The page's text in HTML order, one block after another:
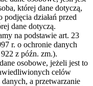
której dane dotyczą,
działań przed
dane dotyczą.
na podstawie art. 23
r. o ochronie danych
z późn. zm.).
osobowe, jeżeli jest to
celów
a przetwarzanie